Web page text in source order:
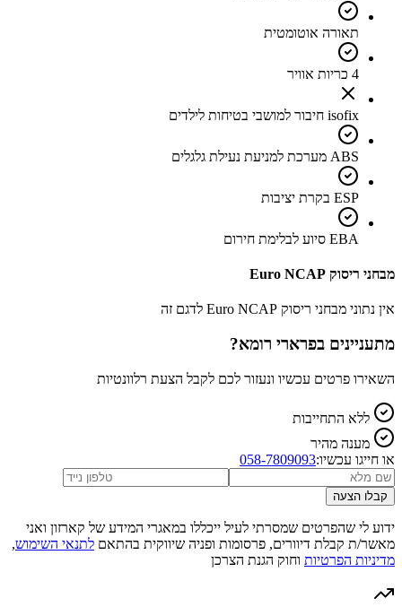
תאורה אוטומטית
4 כריות אוויר
isofix חיבור למושבי בטיחות לילדים
ABS מערכת למניעת נעילת גלגלים
ESP בקרת יציבות
EBA סיוע לבלימת חירום
מבחני ריסוק Euro NCAP
אין נתוני מבחני ריסוק Euro NCAP לדגם זה
מתעניינים בפרארי רומא?
השאירו פרטים עכשיו ונעזור לכם לקבל הצעת רלוונטיות
ללא התחייבות
מענה מהיר
או חייגו עכשיו:058-7809093
קבלו הצעה
ידוע לי שהפרטים שמסרתי לעיל ייכללו במאגרי המידע של קארזון ואני
מאשר/ת קבלת דיוורים, פרסומות ופניה שיווקית בהתאם לתנאי השימוש,
מדיניות הפרטיות וחוק הגנת הצרכן